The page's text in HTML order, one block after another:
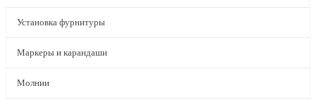
Установка фурнитуры
Маркеры и карандаши
Молнии